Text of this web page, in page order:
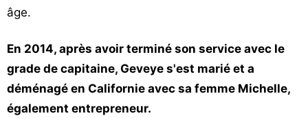
âge.
En 2014, après avoir terminé son service avec le
grade de capitaine, Geveye s'est marié et a
déménagé en Californie avec sa femme Michelle,
également entrepreneur.